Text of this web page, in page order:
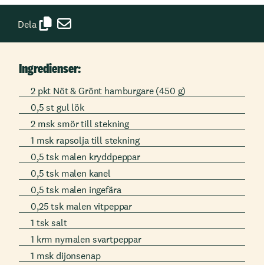
Dela
Ingredienser:
2 pkt Nöt & Grönt hamburgare (450 g)
0,5 st gul lök
2 msk smör till stekning
1 msk rapsolja till stekning
0,5 tsk malen kryddpeppar
0,5 tsk malen kanel
0,5 tsk malen ingefära
0,25 tsk malen vitpeppar
1 tsk salt
1 krm nymalen svartpeppar
1 msk dijonsenap